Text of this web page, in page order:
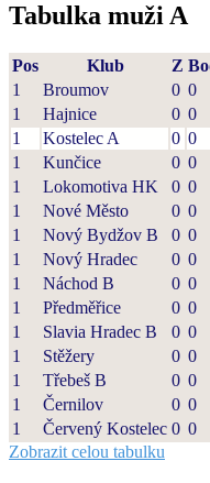
Tabulka muži A
Pos Klub Z
1
Broumov 0 0
1
Hajnice 0 0
1
Kostelec A 0 0
1
Kunčice 0 0
1
Lokomotiva HK 0 0
1
Nové Město 0 0
1
Nový Bydžov B 0 0
1
Nový Hradec 0 0
1
Náchod B 0 0
1
Předměřice 0 0
1
Slavia Hradec B 0 0
1
Stěžery 0 0
1
Třebeš B 0 0
1
Černilov 0 0
1
Červený Kostelec 0 0
Zobrazit celou tabulku